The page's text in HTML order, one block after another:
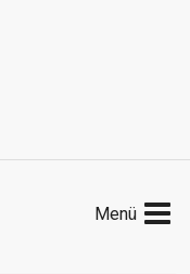
Menü